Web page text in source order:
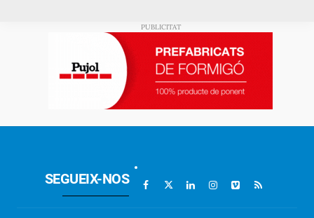
SEGUEIX-NOS